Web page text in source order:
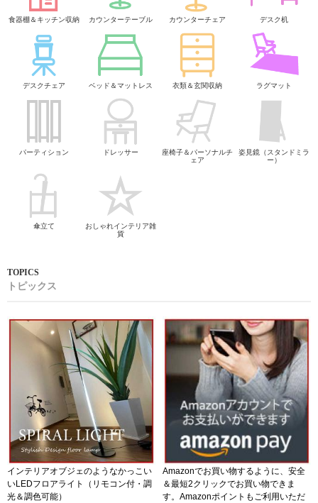
食器棚＆キッチン収納 カウンターテーブル カウンターチェア デスク机
デスクチェア ベッド＆マットレス 衣類＆玄関収納 ラグマット
パーティション ドレッサー
座椅子＆パーソナルチ
ェア
姿見鏡（スタンドミラ
ー）
傘立て
おしゃれインテリア雑
貨
トピックス
インテリアオブジェのようなかっこい
いLEDフロアライト（リモコン付・調
光＆調色可能）
Amazonでお買い物するように、安全
＆最短2クリックでお買い物できま
す。Amazonポイントもご利用いただ